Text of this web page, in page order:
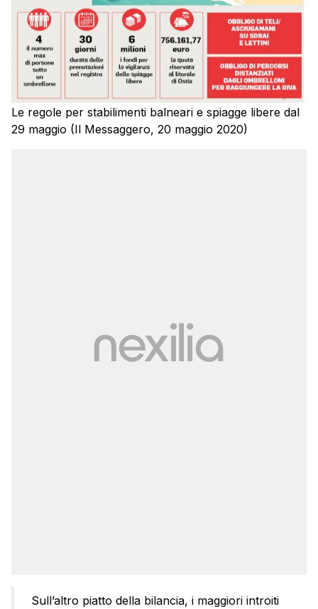
Le regole per stabilimenti balneari e spiagge libere dal
29 maggio (Il Messaggero, 20 maggio 2020)
Sull’altro piatto della bilancia, i maggiori introiti